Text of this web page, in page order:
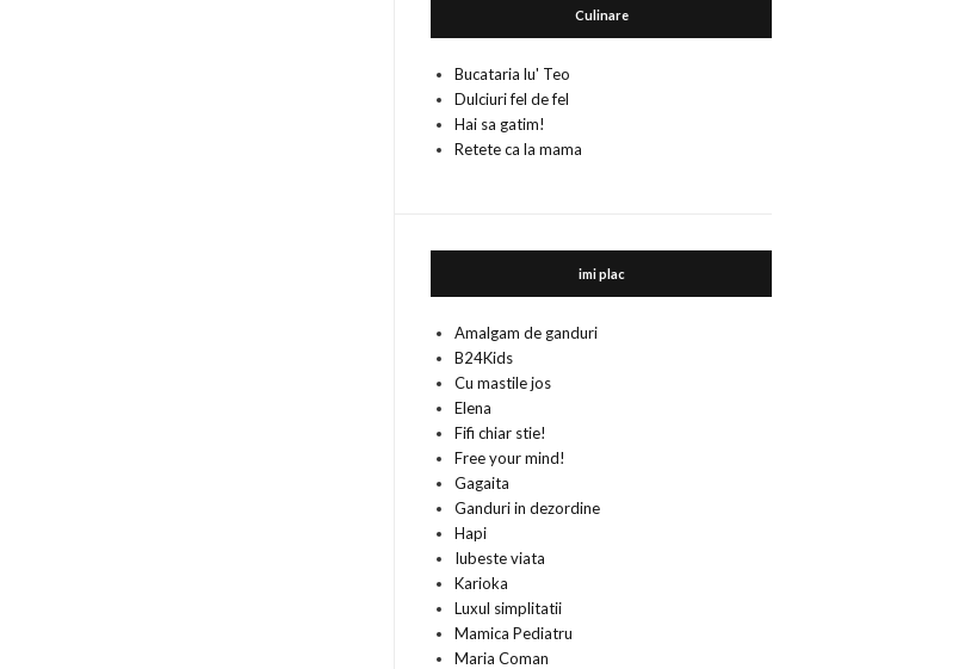
Culinare
Bucataria lu' Teo
Dulciuri fel de fel
Hai sa gatim!
Retete ca la mama
imi plac
Amalgam de ganduri
B24Kids
Cu mastile jos
Elena
Fifi chiar stie!
Free your mind!
Gagaita
Ganduri in dezordine
Hapi
Iubeste viata
Karioka
Luxul simplitatii
Mamica Pediatru
Maria Coman